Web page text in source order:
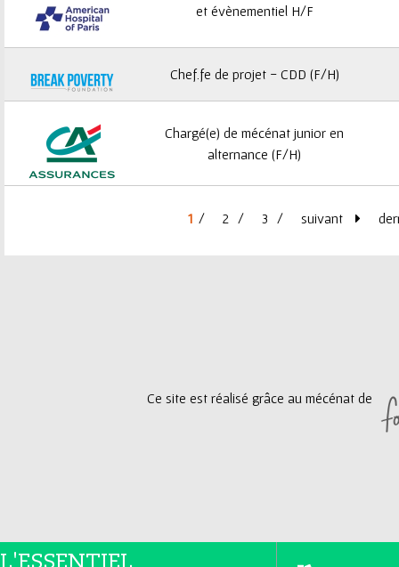
et évènementiel H/F
Chef.fe de projet - CDD (F/H)
Chargé(e) de mécénat junior en
alternance (F/H)
1 2 3 suivant
Ce site est réalisé grâce au mécénat de